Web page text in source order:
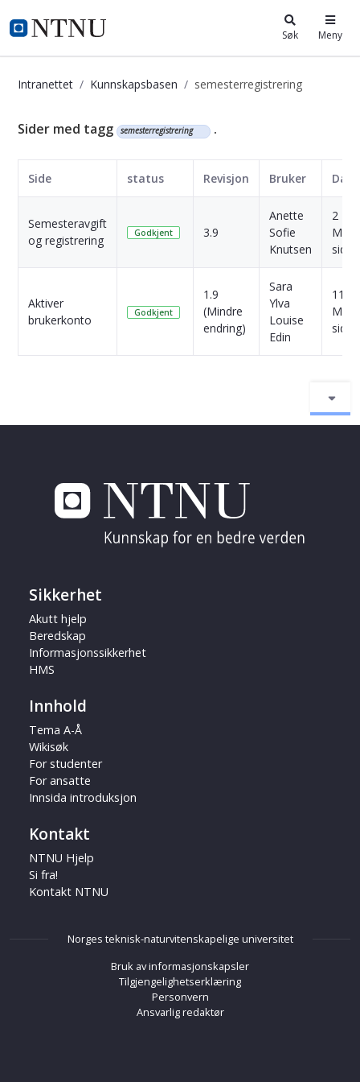
i.ntnu.no Søk Meny
Intranettet Kunnskapsbasen semesterregistrering
Kunnskapsbasen
Sider med tagg semesterregistrering .
Side status Revisjon Bruker Dato
Semesteravgift
og registrering
Godkjent 3.9
Anette
Sofie
Knutsen
2
siden
Aktiver
brukerkonto
Godkjent
1.9
(Mindre
endring)
Sara
Ylva
Louise
Edin
11
siden
Sikkerhet
Akutt hjelp
Beredskap
Informasjonssikkerhet
HMS
Innhold
Tema A-Å
Wikisøk
For studenter
For ansatte
Innsida introduksjon
Kontakt
NTNU Hjelp
Si fra!
Kontakt NTNU
Norges teknisk-naturvitenskapelige universitet
Bruk av informasjonskapsler
Tilgjengelighetserklæring
Personvern
Ansvarlig redaktør